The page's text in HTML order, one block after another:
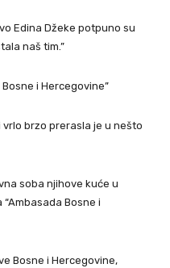
Edina Džeke potpuno su
naš tim.”
i Hercegovine”
brzo prerasla je u nešto
soba njihove kuće u
Bosne i
Bosne i Hercegovine,